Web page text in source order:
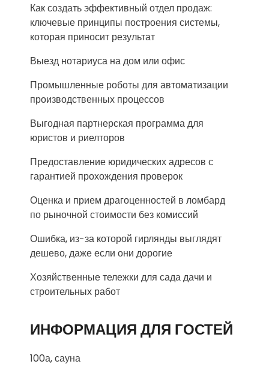
Как создать эффективный отдел продаж:
ключевые принципы построения системы,
которая приносит результат
Выезд нотариуса на дом или офис
Промышленные роботы для автоматизации
производственных процессов
Выгодная партнерская программа для
юристов и риелторов
Предоставление юридических адресов с
гарантией прохождения проверок
Оценка и прием драгоценностей в ломбард
по рыночной стоимости без комиссий
Ошибка, из-за которой гирлянды выглядят
дешево, даже если они дорогие
Хозяйственные тележки для сада дачи и
строительных работ
ИНФОРМАЦИЯ ДЛЯ ГОСТЕЙ
100а, сауна